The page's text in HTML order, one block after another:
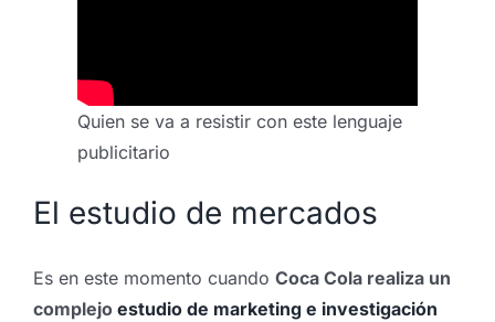
Quien se va a resistir con este lenguaje
publicitario
El estudio de mercados
Es en este momento cuando Coca Cola realiza un
complejo estudio de marketing e investigación